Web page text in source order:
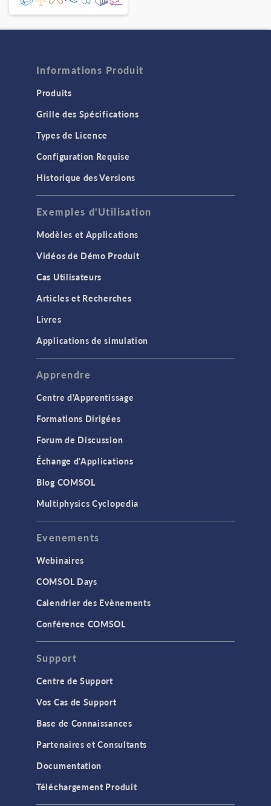
Informations Produit
Produits
Grille des Spécifications
Types de Licence
Configuration Requise
Historique des Versions
Exemples d'Utilisation
Modèles et Applications
Vidéos de Démo Produit
Cas Utilisateurs
Articles et Recherches
Livres
Applications de simulation
Apprendre
Centre d'Apprentissage
Formations Dirigées
Forum de Discussion
Échange d'Applications
Blog COMSOL
Multiphysics Cyclopedia
Evenements
Webinaires
COMSOL Days
Calendrier des Evènements
Conférence COMSOL
Support
Centre de Support
Vos Cas de Support
Base de Connaissances
Partenaires et Consultants
Documentation
Téléchargement Produit